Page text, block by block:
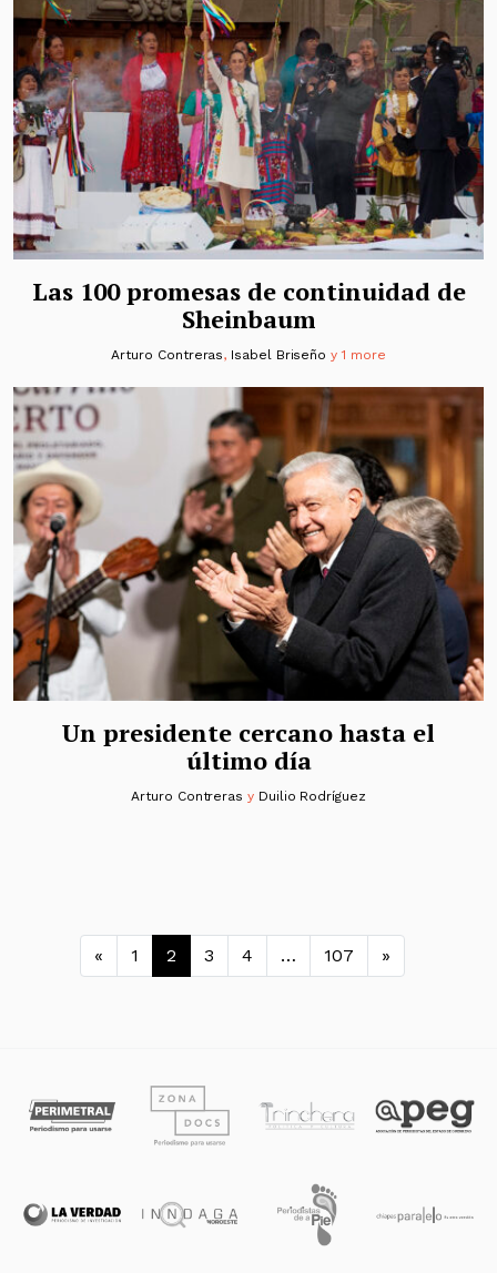
Las 100 promesas de continuidad de
Sheinbaum
Arturo Contreras, Isabel Briseño y 1 more
Un presidente cercano hasta el
último día
Arturo Contreras y Duilio Rodríguez
Navegación de entradas
« 1 2 3 4 … 107 »